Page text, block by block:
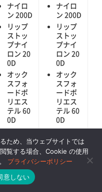
ナイロ
ン 200D
リップ
ストッ
プナイ
ロン 20
0D
オック
スフォ
ードポ
リエス
テル 60
0D
ナイロ
ン 200D
リップ
ストッ
プナイ
ロン 20
0D
オック
スフォ
ードポ
リエス
テル 60
0D
ンサイズ
ワンサイズ
30L 30L
約1,150g
（実測）
ため、当ウェブサイトでは
覧する場合、Cookie の使用
プライバシーポリシー
意しない